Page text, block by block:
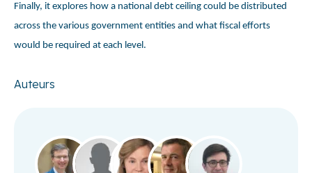
Finally, it explores how a national debt ceiling could be distributed
across the various government entities and what fiscal efforts
would be required at each level.
Auteurs